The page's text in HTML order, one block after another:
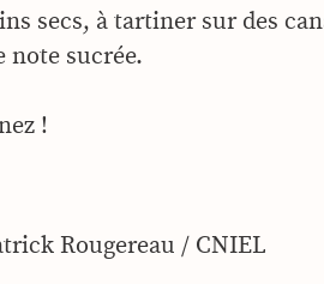
secs, à tartiner sur des
note sucrée.
!
Rougereau / CNIEL